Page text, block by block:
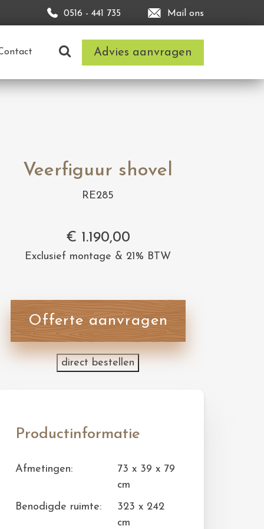
0516 - 441 735 Mail ons
Advies aanvragen
Veerfiguur shovel
RE285
€ 1.190,00
Exclusief montage & 21% BTW
Offerte aanvragen
direct bestellen
Productinformatie
Afmetingen:
73 x 39 x 79
cm
Benodigde ruimte:
323 x 242
cm